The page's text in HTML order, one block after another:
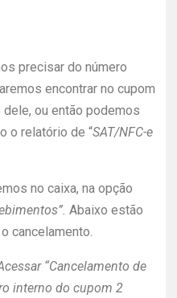
precisar do número
encontrar no cupom
ou então podemos
o relatório de “SAT/NFC-e
no caixa, na opção
Abaixo estão
cancelamento.
“Cancelamento de
interno do cupom 2